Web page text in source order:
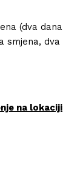
(dva dana
smjena, dva
na lokaciji